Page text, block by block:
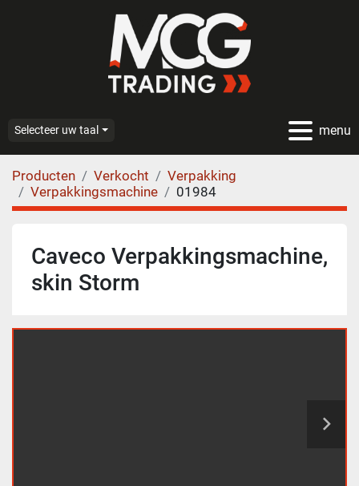
menu
Selecteer uw taal
Producten Verkocht
Verpakking
Verpakkingsmachine
01984
Caveco Verpakkingsmachine,
skin Storm